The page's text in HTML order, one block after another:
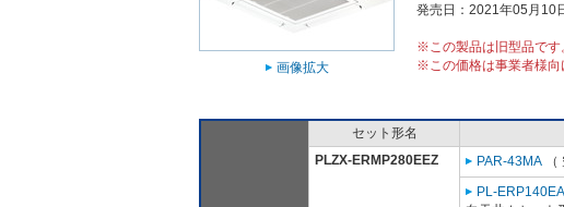
画像拡大
発売日：2021年05月10
※この製品は旧型品です
※この価格は事業者様向
セット形名
PLZX-ERMP280EEZ
PAR-43MA
PL-